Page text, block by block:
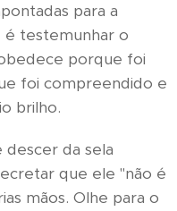
para a
testemunhar o
porque foi
foi compreendido e
brilho.
da sela
que ele "não é
mãos. Olhe para o